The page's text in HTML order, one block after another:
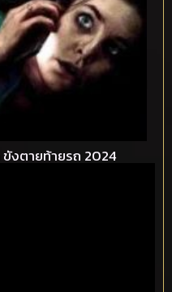
งตายท้ายรถ 2024